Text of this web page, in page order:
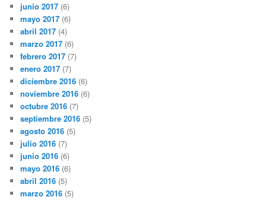
junio 2017 (6)
mayo 2017 (6)
abril 2017 (4)
marzo 2017 (6)
febrero 2017 (7)
enero 2017 (7)
diciembre 2016 (6)
noviembre 2016 (6)
octubre 2016 (7)
septiembre 2016 (5)
agosto 2016 (5)
julio 2016 (7)
junio 2016 (6)
mayo 2016 (6)
abril 2016 (5)
marzo 2016 (5)